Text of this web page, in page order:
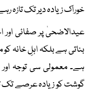
خوراک زیادہ دیر تک تازہ
عیدالاضحیٰ پر صفائی
بناتی ہے بلکہ اہلِ خانہ
ہے۔ معمولی سی توجہ
گوشت کو زیادہ عرصے تک